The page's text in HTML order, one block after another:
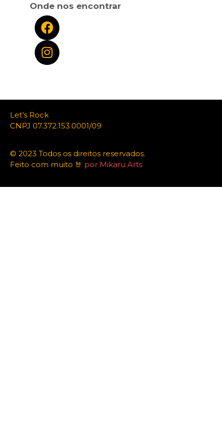
Onde nos encontrar
Let’s Rock
CNPJ 07.372.153.0001/09
© 2023 Todos os direitos reservados.
Feito com muito 🤘 por Mikaru Arts